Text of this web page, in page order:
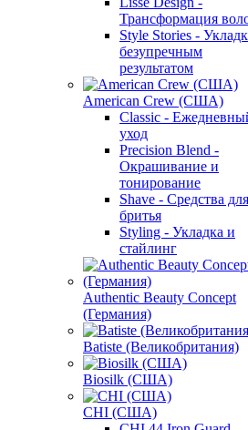
Трансформация
Style Stories -
безупречным
результатом
American Crew (США)
Classic -
уход
Precision Blend -
Окрашивание и
тонирование
Shave - Средства для
бритья
Styling - Укладка и
стайлинг
Authentic Beauty Concept
(Германия)
Batiste (Великобритания)
Biosilk (США)
CHI (США)